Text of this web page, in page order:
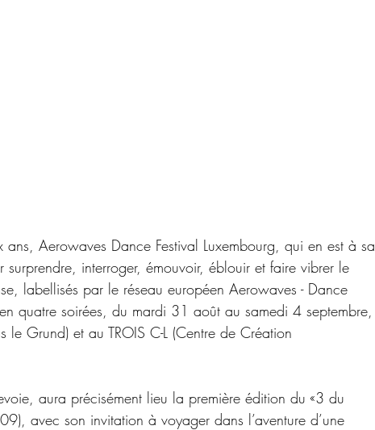
ans, Aerowaves Dance Festival Luxembourg, qui en est à sa
interroger, émouvoir, éblouir et faire vibrer le
labellisés par le réseau européen Aerowaves - Dance
quatre soirées, du mardi 31 août au samedi 4 septembre,
le Grund) et au TROIS C-L (Centre de Création
aura précisément lieu la première édition du «3 du
avec son invitation à voyager dans l’aventure d’une